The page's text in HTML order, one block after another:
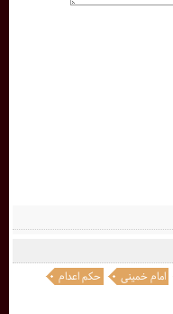
امام خمینی
حکم اعدام